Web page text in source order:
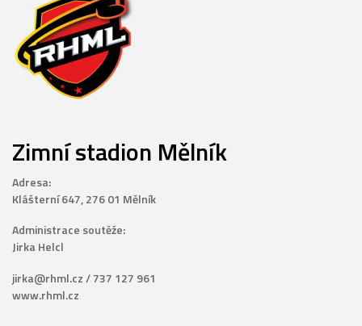
Zimní stadion Mělník
Adresa:
Klášterní 647, 276 01 Mělník
Administrace soutěže:
Jirka Helcl
jirka@rhml.cz / 737 127 961
www.rhml.cz